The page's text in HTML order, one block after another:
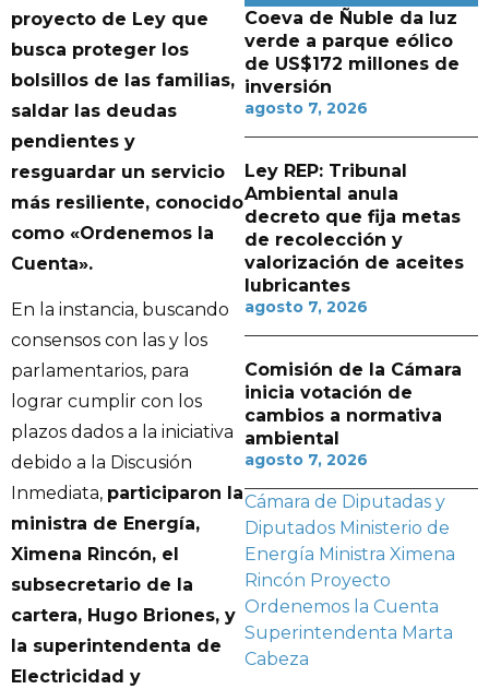
proyecto de Ley que
busca proteger los
bolsillos de las familias,
saldar las deudas
pendientes y
resguardar un servicio
más resiliente, conocido
como «Ordenemos la
Cuenta».
En la instancia, buscando
consensos con las y los
parlamentarios, para
lograr cumplir con los
plazos dados a la iniciativa
debido a la Discusión
Inmediata, participaron la
ministra de Energía,
Ximena Rincón, el
subsecretario de la
cartera, Hugo Briones, y
la superintendenta de
Electricidad y
Coeva de Ñuble da luz
verde a parque eólico
de US$172 millones de
inversión
agosto 7, 2026
Ley REP: Tribunal
Ambiental anula
decreto que fija metas
de recolección y
valorización de aceites
lubricantes
agosto 7, 2026
Comisión de la Cámara
inicia votación de
cambios a normativa
ambiental
agosto 7, 2026
Cámara de Diputadas y
Diputados Ministerio de
Energía Ministra Ximena
Rincón Proyecto
Ordenemos la Cuenta
Superintendenta Marta
Cabeza